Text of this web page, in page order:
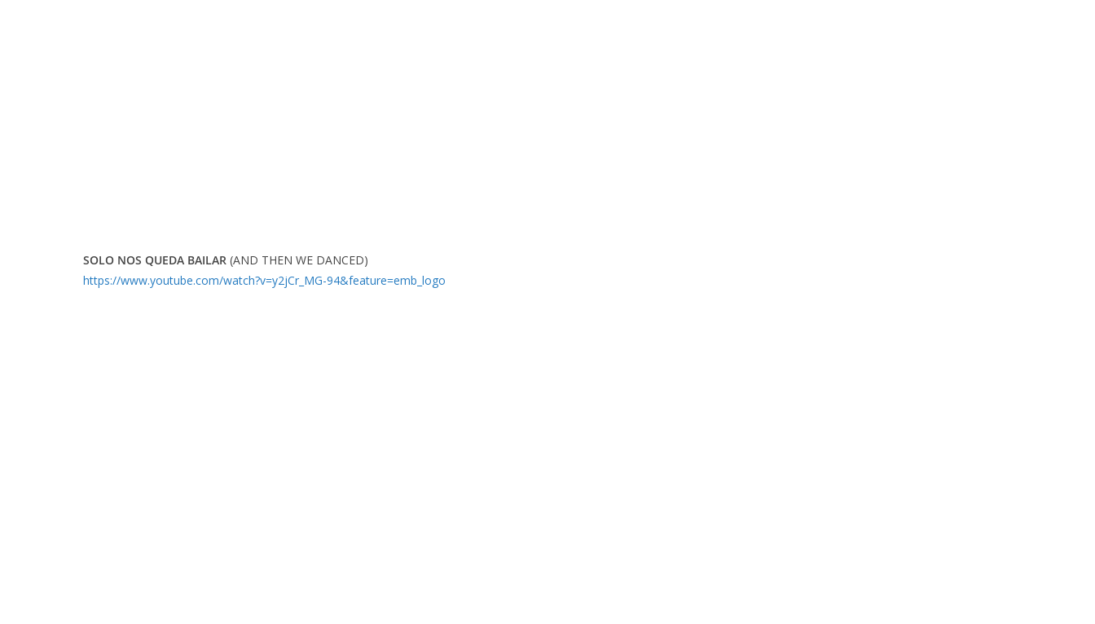
SOLO NOS QUEDA BAILAR (AND THEN WE DANCED)
https://www.youtube.com/watch?v=y2jCr_MG-94&feature=emb_logo